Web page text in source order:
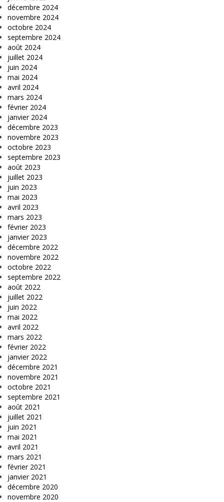
décembre 2024
novembre 2024
octobre 2024
septembre 2024
août 2024
juillet 2024
juin 2024
mai 2024
avril 2024
mars 2024
février 2024
janvier 2024
décembre 2023
novembre 2023
octobre 2023
septembre 2023
août 2023
juillet 2023
juin 2023
mai 2023
avril 2023
mars 2023
février 2023
janvier 2023
décembre 2022
novembre 2022
octobre 2022
septembre 2022
août 2022
juillet 2022
juin 2022
mai 2022
avril 2022
mars 2022
février 2022
janvier 2022
décembre 2021
novembre 2021
octobre 2021
septembre 2021
août 2021
juillet 2021
juin 2021
mai 2021
avril 2021
mars 2021
février 2021
janvier 2021
décembre 2020
novembre 2020